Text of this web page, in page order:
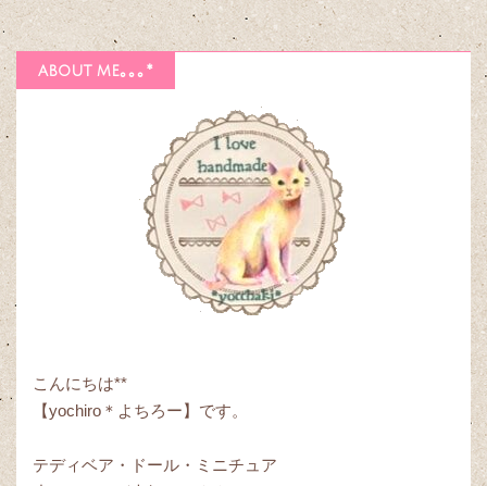
about me｡｡｡*
こんにちは**
【yochiro＊よちろー】です。
テディベア・ドール・ミニチュア